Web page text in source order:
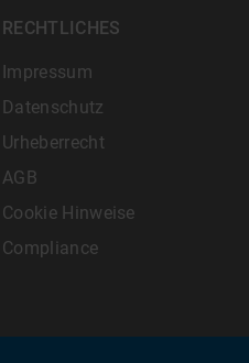
RECHTLICHES
Impressum
Datenschutz
Urheberrecht
AGB
Cookie Hinweise
Compliance